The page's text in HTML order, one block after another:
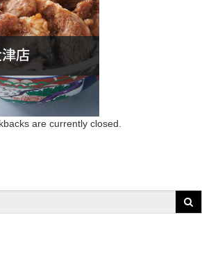
are currently closed.